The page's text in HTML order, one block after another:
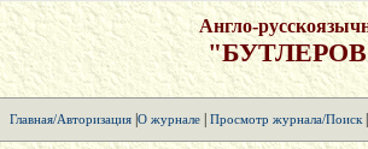
Англо-
Главная/Авторизация| О журнале| Просмотр журнала/Поиск|